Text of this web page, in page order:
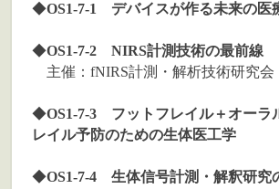
◆OS1-7-1 デバイスが作る未来の医
◆OS1-7-2 NIRS計測技術の最前線
主催：fNIRS計測・解析技術研究会
◆OS1-7-3 フットフレイル＋オーラ
レイル予防のための生体医工学
◆OS1-7-4 生体信号計測・解釈研究